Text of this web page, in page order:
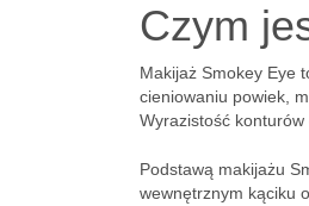
Czym
Makijaż Smokey Eye
cieniowaniu powiek,
Wyrazistość
Podstawą makijażu
wewnętrznym kąciku